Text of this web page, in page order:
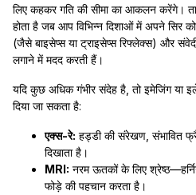
लिए कहकर गति की सीमा का आकलन करेंगे।
होता है जब आप विभिन्न दिशाओं में अपने सिर
(जैसे बाइसेप्स या ट्राइसेप्स रिफ्लेक्स) और संवेदी
लगाने में मदद करती हैं।
यदि कुछ अधिक गंभीर संदेह है, तो इमेजिंग या
दिया जा सकता है:
एक्स-रे: हड्डी की संरेखण, संभावित
दिखाता है।
MRI: नरम ऊतकों के लिए
फोड़े की पहचान करता है।